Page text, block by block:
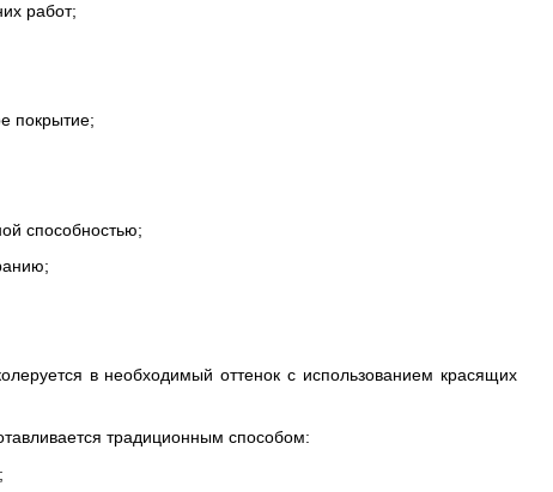
работ;
покрытие;
способностью;
в необходимый оттенок с использованием красящих
традиционным способом: